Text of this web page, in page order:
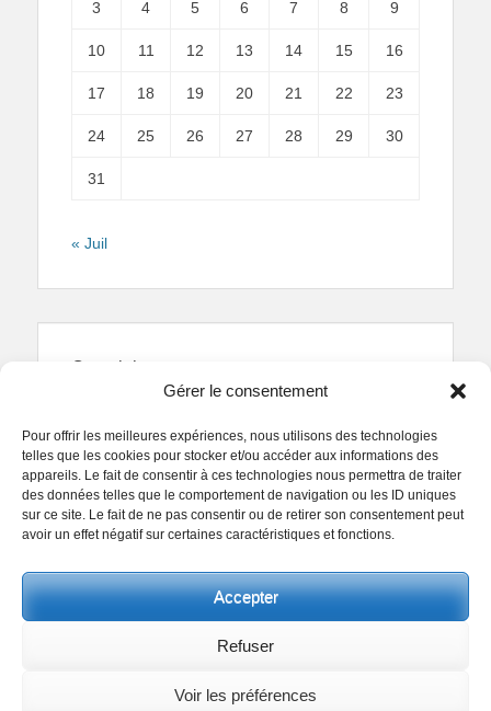
Gérer le consentement
Pour offrir les meilleures expériences, nous utilisons des technologies
telles que les cookies pour stocker et/ou accéder aux informations des
appareils. Le fait de consentir à ces technologies nous permettra de traiter
des données telles que le comportement de navigation ou les ID uniques
sur ce site. Le fait de ne pas consentir ou de retirer son consentement peut
avoir un effet négatif sur certaines caractéristiques et fonctions.
Accepter
Refuser
Voir les préférences
3 4 5 6 7 8 9
10 11 12 13 14 15 16
17 18 19 20 21 22 23
24 25 26 27 28 29 30
31
« Juil
Copyright
Reproduction interdite.Textes et photographies
© Regards Parisiens 2011-2026.
Copyright © 2026Collectif Regards Parisiens. All
Rights Reserved.Politique de confidentialité
Clean Box byCatch Themes